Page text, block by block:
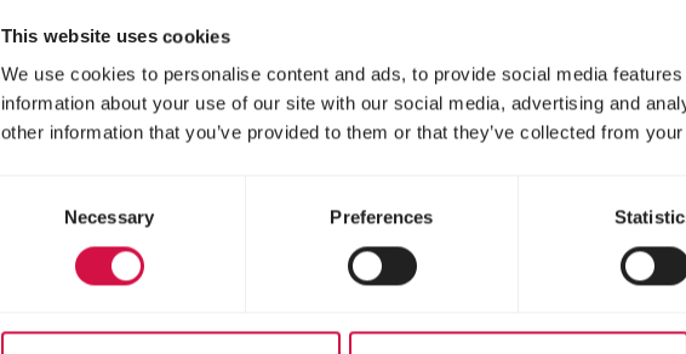
This website uses cookies
We use cookies to personalise content and ads, to provide social media
information about your use of our site with our social media, advertising and
other information that you’ve provided to them or that they’ve collected from
Necessary Preferences